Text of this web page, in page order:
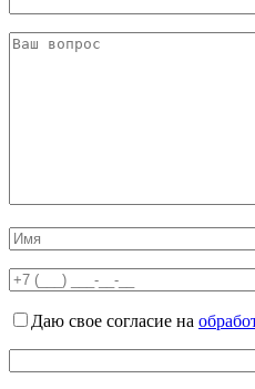
Даю свое согласие на